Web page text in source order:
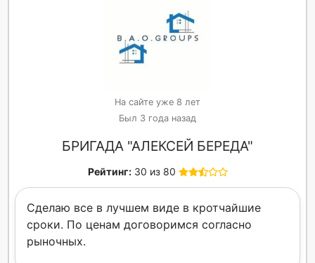
На сайте уже 8 лет
Был 3 года назад
БРИГАДА "АЛЕКСЕЙ БЕРЕДА"
Рейтинг: 30 из 80
Сделаю все в лучшем виде в кротчайшие
сроки. По ценам договоримся согласно
рыночных.